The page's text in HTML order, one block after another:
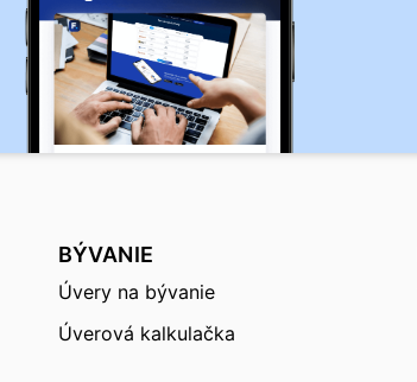
BÝVANIE
Úvery na bývanie
Úverová kalkulačka